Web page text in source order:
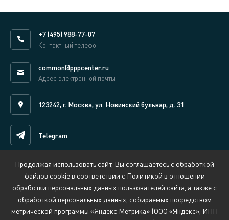
+7 (495) 988-77-07
Контактный телефон
common@pppcenter.ru
Адрес электронной почты
123242, г. Москва, ул. Новинский бульвар, д. 31
Telegram
Написать нам онлайн
Политика обработки персональных данных
Продолжая использовать сайт, Вы соглашаетесь с обработкой
файлов cookie в соответствии с Политикой в отношении
обработки персональных данных пользователей сайта, а также с
обработкой персональных данных, собираемых посредством
метрической программы «Яндекс Метрика» (ООО «Яндекс», ИНН